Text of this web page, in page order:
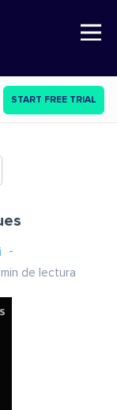
Open Nav
START FREE TRIAL
min de lectura